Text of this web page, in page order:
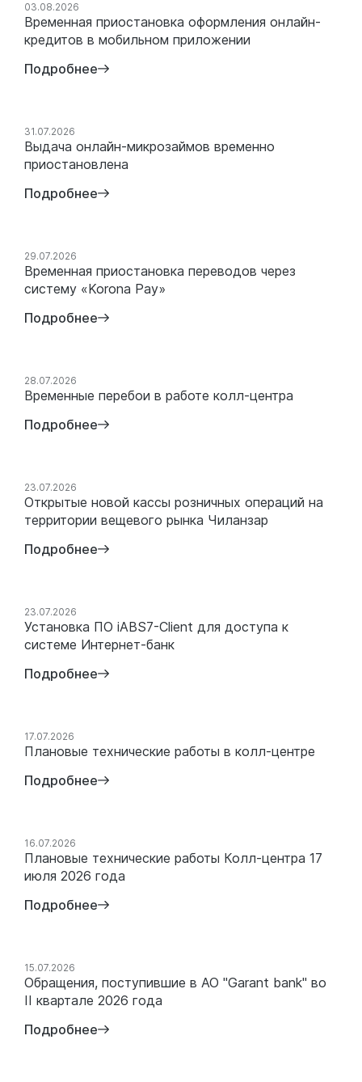
03.08.2026
Временная приостановка оформления онлайн-
кредитов в мобильном приложении
Подробнее
31.07.2026
Выдача онлайн-микрозаймов временно
приостановлена
Подробнее
29.07.2026
Временная приостановка переводов через
систему «Korona Pay»
Подробнее
28.07.2026
Временные перебои в работе колл-центра
Подробнее
23.07.2026
Открытые новой кассы розничных операций на
территории вещевого рынка Чиланзар
Подробнее
23.07.2026
Установка ПО iABS7-Client для доступа к
системе Интернет-банк
Подробнее
17.07.2026
Плановые технические работы в колл-центре
Подробнее
16.07.2026
Плановые технические работы Колл-центра 17
июля 2026 года
Подробнее
15.07.2026
Обращения, поступившие в АО "Garant bank" во
II квартале 2026 года
Подробнее